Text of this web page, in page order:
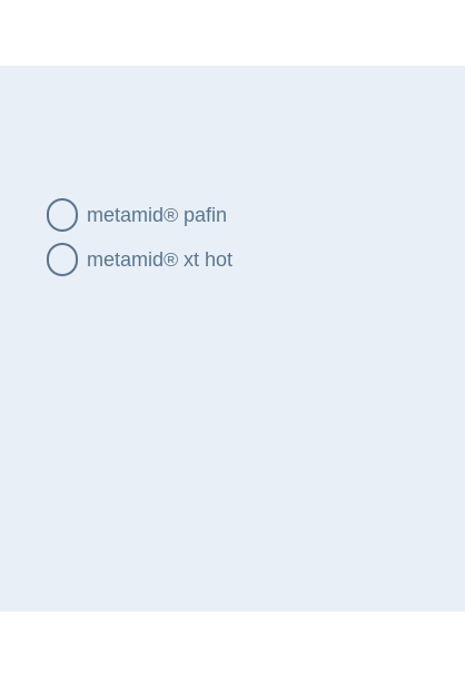
metamid® pafin
metamid® xt hot